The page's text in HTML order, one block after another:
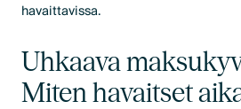
havaittavissa.
Uhkaava
Miten havaitset